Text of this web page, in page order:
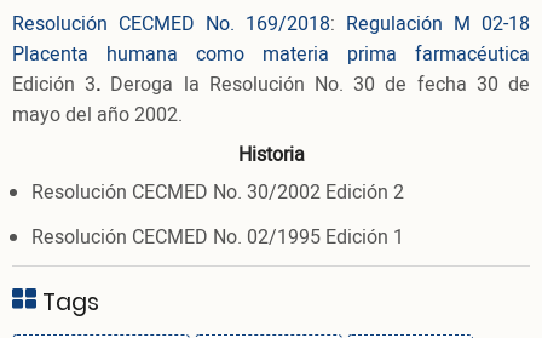
Resolución CECMED No. 169/2018: Regulación M 02-18
Placenta humana como materia prima farmacéutica
Edición 3. Deroga la Resolución No. 30 de fecha 30 de
mayo del año 2002.
Historia
Resolución CECMED No. 30/2002 Edición 2
Resolución CECMED No. 02/1995 Edición 1
Tags